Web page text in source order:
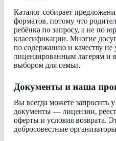
Каталог собирает
форматов, потому что
ребёнка по запросу, а не по
классификации. Многие
по содержанию и качеству не
лицензированным лагерям и
выбором для семьи.
Документы и наша
Вы всегда можете запросить
документы — лицензии,
оферты и условия возврата.
добросовестные